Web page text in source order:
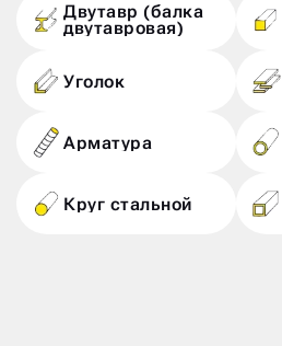
Двутавр (балка
двутавровая)
Уголок
Арматура
Круг стальной